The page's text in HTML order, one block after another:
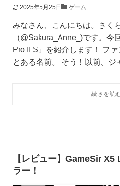
2025年5月25日 ゲーム
みなさん、こんにちは。さく
（@Sakura_Anne_)です。今
Pro II S」を紹介します！ フ
とある名前。 そう！以前、ジ
【レビュー】GameSir
ラー！